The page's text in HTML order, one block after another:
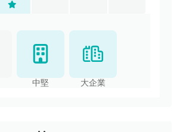
中堅 大企業